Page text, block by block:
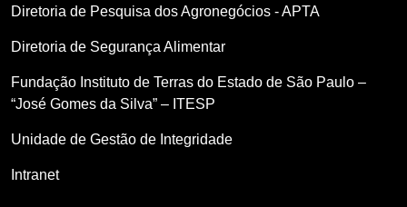
Diretoria de Pesquisa dos Agronegócios - APTA
Diretoria de Segurança Alimentar
Fundação Instituto de Terras do Estado de São Paulo –
“José Gomes da Silva” – ITESP
Unidade de Gestão de Integridade
Intranet